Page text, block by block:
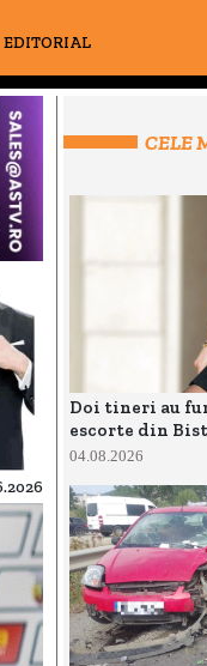
EDITORIAL
CELE
Doi tineri au
escorte din
04.08.2026